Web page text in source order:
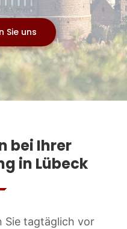
Sie uns
bei Ihrer
in Lübeck
Sie tagtäglich vor